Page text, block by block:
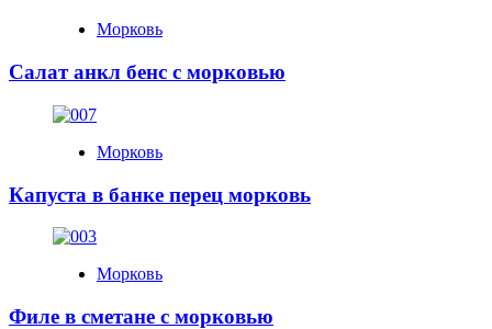
Морковь
Салат анкл бенс с морковью
Морковь
Капуста в банке перец морковь
Морковь
Филе в сметане с морковью